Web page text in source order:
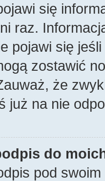
się
raz.
pojawi się
zostawić
że
już na nie
do
pod